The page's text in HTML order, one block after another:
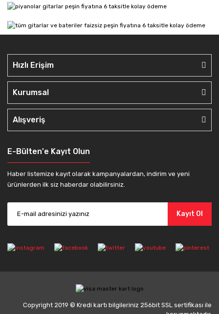
Hızlı Erişim
Kurumsal
Alışveriş
E-Bülten'e Kayıt Olun
Haber listemize kayıt olarak kampanyalardan, indirim ve yeni
ürünlerden ilk siz haberdar olabilirsiniz.
Kayıt Ol
Copyright 2019 © Kredi kartı bilgileriniz 256bit SSL sertifikası ile